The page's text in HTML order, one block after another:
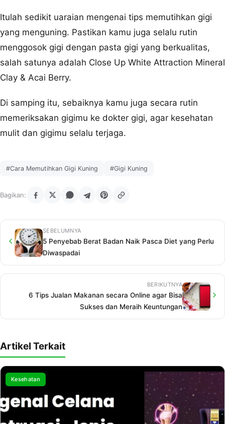
Itulah sedikit uaraian mengenai tips memutihkan gigi
yang menguning. Pastikan kamu juga selalu rutin
menggosok gigi dengan pasta gigi yang berkualitas,
salah satunya adalah Close Up White Attraction Mineral
Clay & Acai Berry.
Di samping itu, sebaiknya kamu juga secara rutin
memeriksakan gigimu ke dokter gigi, agar kesehatan
mulit dan gigimu selalu terjaga.
#Cara Memutihkan Gigi Kuning #Gigi Kuning
Bagikan:
SEBELUMNYA
5 Penyebab Berat Badan Naik Pasca Diet yang Perlu
Diwaspadai
BERIKUTNYA
6 Tips Jualan Makanan secara Online agar Bisa
Sukses dan Meraih Keuntungan
Artikel Terkait
Kesehatan